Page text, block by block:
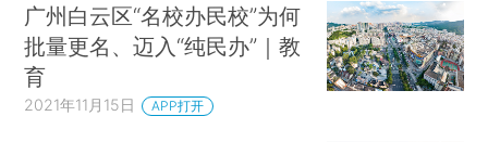
广州白云区“名校办民校”为何
批量更名、迈入“纯民办”｜教
育
2021年11月15日 APP打开